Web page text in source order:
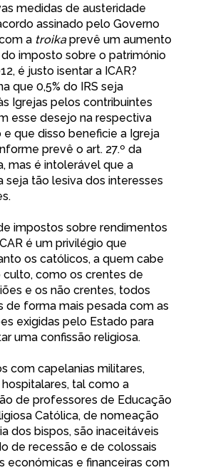
medidas de austeridade
assinado pelo Governo
a troikaprevê um aumento
imposto sobre o património
é justo isentar a ICAR?
que 0,5% do IRS seja
Igrejas pelos contribuintes
esse desejo na respectiva
que disso beneficie a Igreja
prevê o art. 27.º da
mas é intolerável que a
seja tão lesiva dos interesses
impostos sobre rendimentos
é um privilégio que
os católicos, a quem cabe
culto, como os crentes de
e os não crentes, todos
de forma mais pesada com as
exigidas pelo Estado para
uma confissão religiosa.
com capelanias militares,
hospitalares, tal como a
de professores de Educação
Católica, de nomeação
dos bispos, são inaceitáveis
de recessão e de colossais
económicas e financeiras com